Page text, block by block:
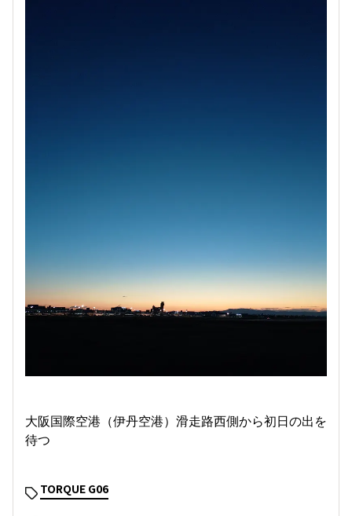
大阪国際空港（伊丹空港）滑走路西側から初日の出を
待つ
TORQUE G06